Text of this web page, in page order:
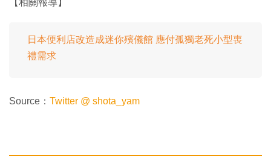
日本便利店改造成迷你殯儀館 應付孤獨老死小型喪
禮需求
Source： Twitter @ shota_yam